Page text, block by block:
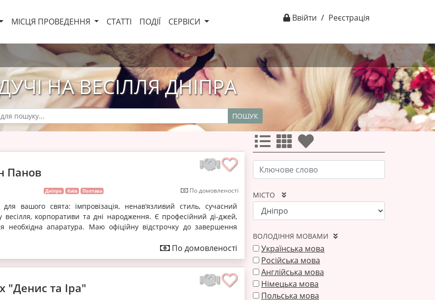
МІСЦЯ ПРОВЕДЕННЯ СТАТТІ ПОДІЇ СЕРВІСИ Ввійти / Реєстрація
НА ВЕСІЛЛЯ ДНІПРА
ПОШУК
МІСТО
ВОЛОДІННЯ МОВАМИ
Українська мова
Російська мова
Англійська мова
Німецька мова
Польська мова
Панов
Дніпро Київ Полтава По домовленості
вашого свята: імпровізація, ненав’язливий стиль, сучасний
корпоративи та дні народження. Є професійний ді-джей,
необхідна апаратура. Маю офіційну відстрочку до завершення
По домовленості
"Денис та Іра"